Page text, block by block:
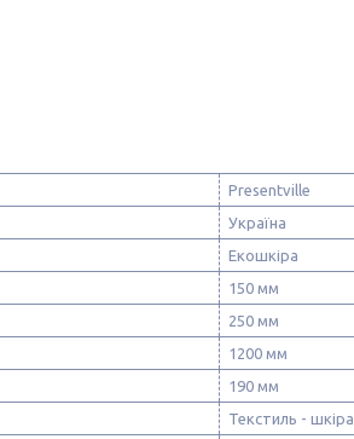
Presentville
Україна
Екошкіра
150 мм
250 мм
1200 мм
190 мм
Текстиль - шкіра